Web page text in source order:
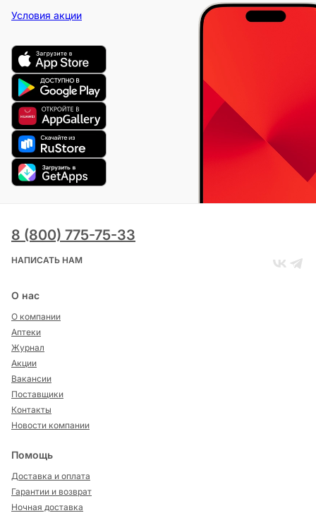
Условия акции
8 (800) 775-75-33
НАПИСАТЬ НАМ
О нас
О компании
Аптеки
Журнал
Акции
Вакансии
Поставщики
Контакты
Новости компании
Помощь
Доставка и оплата
Гарантии и возврат
Ночная доставка